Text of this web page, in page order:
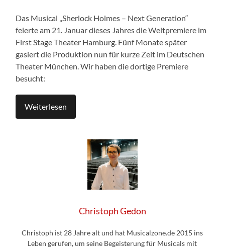
Das Musical „Sherlock Holmes – Next Generation“
feierte am 21. Januar dieses Jahres die Weltpremiere im
First Stage Theater Hamburg. Fünf Monate später
gasiert die Produktion nun für kurze Zeit im Deutschen
Theater München. Wir haben die dortige Premiere
besucht:
Weiterlesen
Christoph Gedon
Christoph ist 28 Jahre alt und hat Musicalzone.de 2015 ins
Leben gerufen, um seine Begeisterung für Musicals mit